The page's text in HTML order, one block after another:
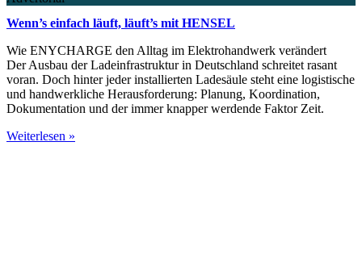
Wenn’s einfach läuft, läuft’s mit HENSEL
Wie ENYCHARGE den Alltag im Elektrohandwerk verändert
Der Ausbau der Ladeinfrastruktur in Deutschland schreitet rasant
voran. Doch hinter jeder installierten Ladesäule steht eine logistische
und handwerkliche Herausforderung: Planung, Koordination,
Dokumentation und der immer knapper werdende Faktor Zeit.
Weiterlesen »